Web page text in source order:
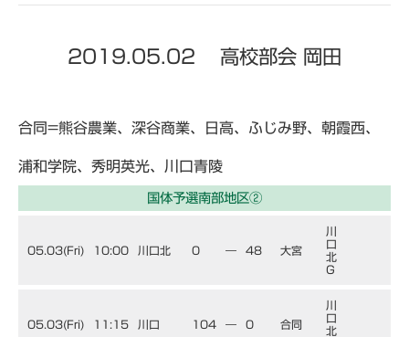
2019.05.02 高校部会 岡田
合同=熊谷農業、深谷商業、日高、ふじみ野、朝霞西、
浦和学院、秀明英光、川口青陵
国体予選南部地区②
05.03(Fri) 10:00 川口北 0 ― 48 大宮
川
口
北
G
05.03(Fri) 11:15 川口 104 ― 0 合同
川
口
北